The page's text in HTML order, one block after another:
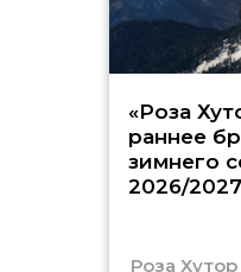
«Роза
раннее
зимнего
2026/2027
Роза Хутор